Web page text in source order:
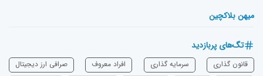
میهن بلاکچین
تگ‌های پربازدید
قانون گذاری سرمایه‌ گذاری افراد معروف
صرافی ارز دیجیتال